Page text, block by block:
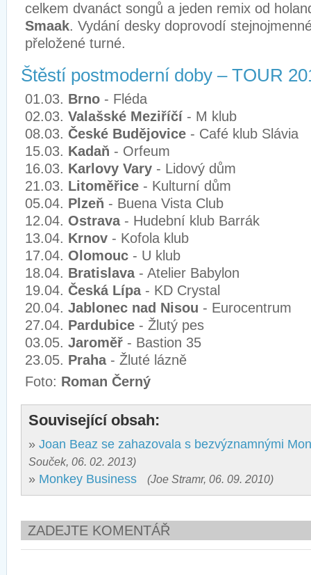
celkem dvanáct songů a jeden remix od
Smaak. Vydání desky doprovodí
přeložené turné.
Štěstí postmoderní doby – TOUR
01.03. Brno - Fléda
02.03. Valašské Meziříčí - M klub
08.03. České Budějovice - Café klub Slávia
15.03. Kadaň - Orfeum
16.03. Karlovy Vary - Lidový dům
21.03. Litoměřice - Kulturní dům
05.04. Plzeň - Buena Vista Club
12.04. Ostrava - Hudební klub Barrák
13.04. Krnov - Kofola klub
17.04. Olomouc - U klub
18.04. Bratislava - Atelier Babylon
19.04. Česká Lípa- KD Crystal
20.04. Jablonec nad Nisou - Eurocentrum
27.04. Pardubice - Žlutý pes
03.05. Jaroměř - Bastion 35
23.05. Praha - Žluté lázně
Foto: Roman Černý
Související obsah:
» Joan Beaz se zahazovala s bezvýznamnými
Souček, 06. 02. 2013)
» Monkey Business (Joe Stramr, 06. 09. 2010)
ZADEJTE KOMENTÁŘ